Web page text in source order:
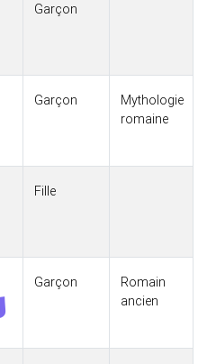
Garçon
Garçon
Mythologie
romaine
Fille
Garçon
Romain
ancien